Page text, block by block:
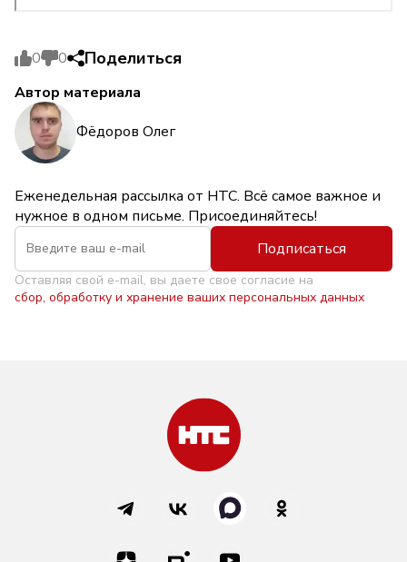
0 0 Поделиться
Автор материала
Фёдоров Олег
Еженедельная рассылка от НТС. Всё самое важное и
нужное в одном письме. Присоединяйтесь!
Подписаться
Оставляя свой e-mail, вы даете свое согласие на
сбор, обработку и хранение ваших персональных данных